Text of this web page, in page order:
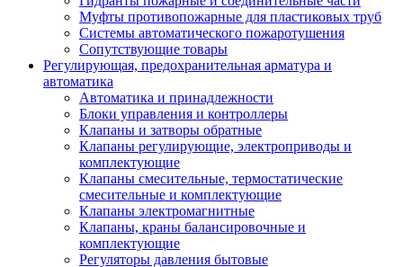
Муфты противопожарные для пластиковых труб
Системы автоматического пожаротушения
Сопутствующие товары
Регулирующая, предохранительная арматура и
автоматика
Автоматика и принадлежности
Блоки управления и контроллеры
Клапаны и затворы обратные
Клапаны регулирующие, электроприводы и
комплектующие
Клапаны смесительные, термостатические
смесительные и комплектующие
Клапаны электромагнитные
Клапаны, краны балансировочные и
комплектующие
Регуляторы давления бытовые